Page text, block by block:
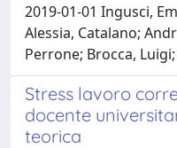
2019-01-01 Ingusci,
Alessia, Catalano;
Perrone; Brocca,
Stress lavoro
docente
teorica